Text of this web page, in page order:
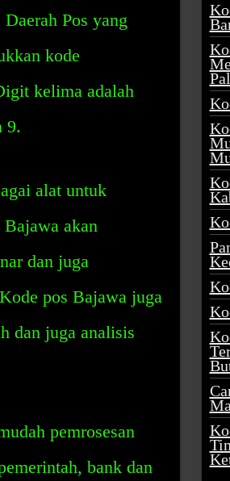
Pos yang
kode
kelima adalah
9.
alat untuk
akan
dan juga
pos Bajawa juga
dan juga analisis
pemrosesan
bank dan